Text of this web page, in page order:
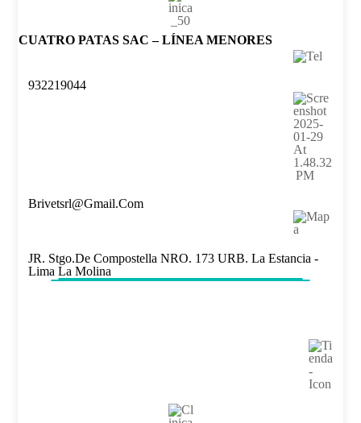
CUATRO PATAS SAC – LÍNEA MENORES
932219044
Brivetsrl@gmail.com
JR. Stgo.de Compostella NRO. 173 URB. La Estancia -
Lima La Molina